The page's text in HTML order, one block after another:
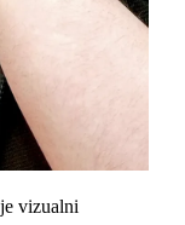
vizualni